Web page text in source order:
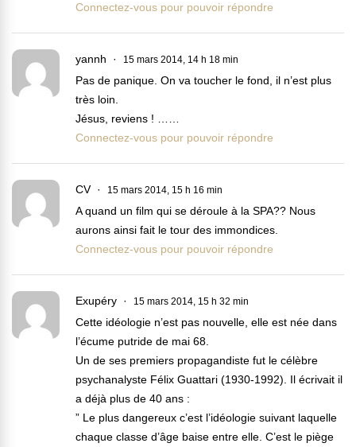
Connectez-vous pour pouvoir répondre
yannh 15 mars 2014, 14 h 18 min
Pas de panique. On va toucher le fond, il n’est plus
très loin.
Jésus, reviens ! ……
Connectez-vous pour pouvoir répondre
CV 15 mars 2014, 15 h 16 min
A quand un film qui se déroule à la SPA?? Nous
aurons ainsi fait le tour des immondices.
Connectez-vous pour pouvoir répondre
Exupéry 15 mars 2014, 15 h 32 min
Cette idéologie n’est pas nouvelle, elle est née dans
l’écume putride de mai 68.
Un de ses premiers propagandiste fut le célèbre
psychanalyste Félix Guattari (1930-1992). Il écrivait il
a déjà plus de 40 ans :
” Le plus dangereux c’est l’idéologie suivant laquelle
chaque classe d’âge baise entre elle. C’est le piège